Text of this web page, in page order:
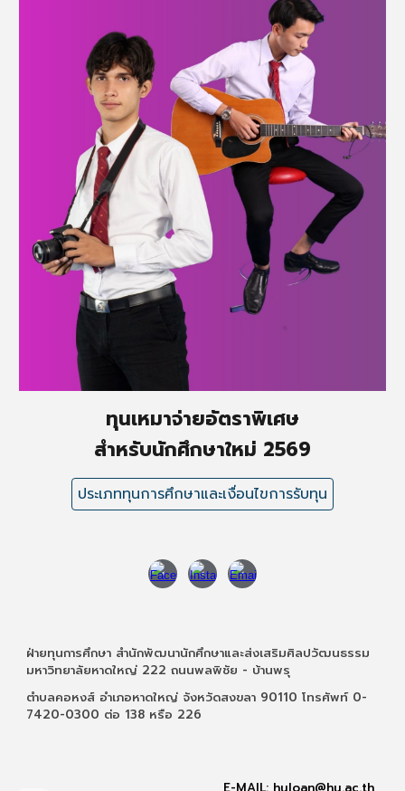
ทุนเหมาจ่ายอัตราพิเศษ
สำหรับนักศึกษาใหม่ 2569
ประเภททุนการศึกษาและเงื่อนไขการรับทุน
ฝ่ายทุนการศึกษา สำนักพัฒนานักศึกษาและส่งเสริมศิลปวัฒนธรรม
มหาวิทยาลัยหาดใหญ่ 222 ถนนพลพิชัย - บ้านพรุ
ตำบลคอหงส์ อำเภอหาดใหญ่ จังหวัดสงขลา 90110 โทรศัพท์ 0-
7420-0300 ต่อ 138 หรือ 226